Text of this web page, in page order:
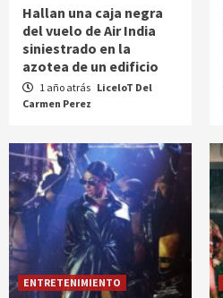
Hallan una caja negra
del vuelo de Air India
siniestrado en la
azotea de un edificio
1 año atrás LiceloT Del
Carmen Perez
ENTRETENIMIENTO